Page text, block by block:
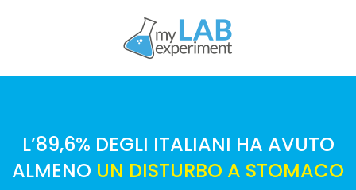
L’89,6% DEGLI ITALIANI HA AVUTO
ALMENO UN DISTURBO A STOMACO